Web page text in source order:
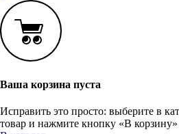
Ваша корзина пуста
Исправить это просто: выберите в
товар и нажмите кнопку «В корзину»